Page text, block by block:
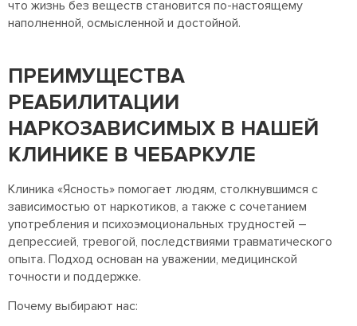
что жизнь без веществ становится по-настоящему
наполненной, осмысленной и достойной.
ПРЕИМУЩЕСТВА
РЕАБИЛИТАЦИИ
НАРКОЗАВИСИМЫХ В НАШЕЙ
КЛИНИКЕ В ЧЕБАРКУЛЕ
Клиника «Ясность» помогает людям, столкнувшимся с
зависимостью от наркотиков, а также с сочетанием
употребления и психоэмоциональных трудностей –
депрессией, тревогой, последствиями травматического
опыта. Подход основан на уважении, медицинской
точности и поддержке.
Почему выбирают нас: